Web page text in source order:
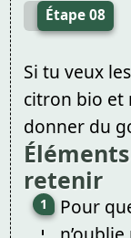
Étape 08
Si tu veux
citron bio et
donner du
retenir
Pour